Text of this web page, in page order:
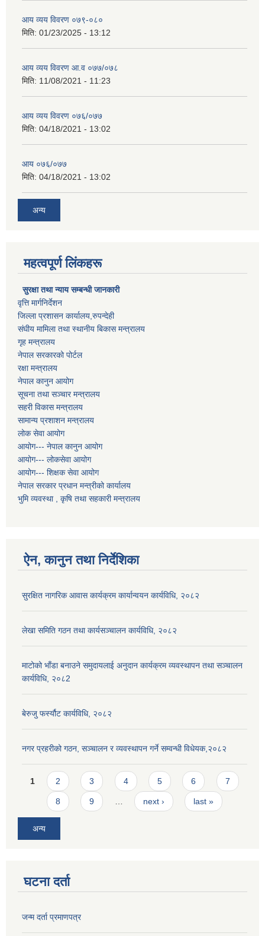
आय व्यय विवरण ०७९-०८०
मिति: 01/23/2025 - 13:12
आय व्यय विवरण आ.व ०७७/०७८
मिति: 11/08/2021 - 11:23
आय व्यय विवरण ०७६/०७७
मिति: 04/18/2021 - 13:02
आय ०७६/०७७
मिति: 04/18/2021 - 13:02
अन्य
महत्वपूर्ण लिंकहरू
सुरक्षा तथा न्याय सम्बन्धी जानकारी
वृत्ति मार्गनिर्देशन
जिल्ला प्रशासन कार्यालय,रुपन्देही
संघीय मामिला तथा स्थानीय बिकास मन्त्रालय
गृह मन्त्रालय
नेपाल सरकारको पोर्टल
रक्षा मन्त्रालय
नेपाल कानुन आयोग
सूचना तथा सञ्चार मन्त्रालय
सहरी विकास मन्त्रालय
सामान्य प्रशाशन मन्त्रालय
लोक सेवा आयोग
आयोग--- नेपाल कानुन आयोग
आयोग--- लोकसेवा आयोग
आयोग--- शिक्षक सेवा आयोग
नेपाल सरकार प्रधान मन्त्रीको कार्यालय
भुमि व्यवस्था , कृषि तथा सहकारी मन्त्रालय
ऐन, कानुन तथा निर्देशिका
सुरक्षित नागरिक आवास कार्यक्रम कार्यान्वयन कार्यविधि, २०८२
लेखा समिति गठन तथा कार्यसञ्चालन कार्यविधि, २०८२
माटोको भाँडा बनाउने समुदायलाई अनुदान कार्यक्रम व्यवस्थापन तथा सञ्चालन
कार्यविधि, २०८2
बेरुजु फर्स्यौट कार्यविधि, २०८२
नगर प्रहरीको गठन, सञ्चालन र व्यवस्थापन गर्ने सम्वन्धी विधेयक,२०८२
Pages
1 2 3 4 5 6 7
8 9 next › last »
अन्य
घटना दर्ता
जन्म दर्ता प्रमाणपत्र